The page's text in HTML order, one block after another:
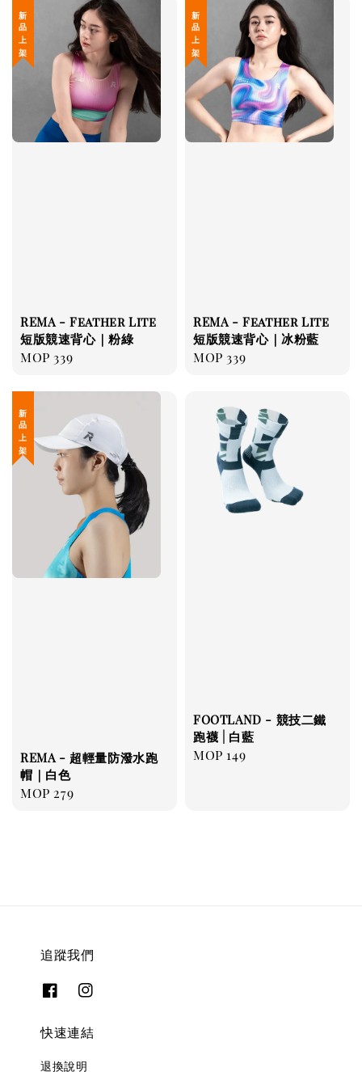
新 品 上 架
REMA - Feather Lite
短版競速背心｜粉綠
Regular
MOP 339
新 品 上 架
REMA - Feather Lite
短版競速背心｜冰粉藍
Regular
MOP 339
新 品 上 架
REMA - 超輕量防潑水跑
帽｜白色
Regular
MOP 279
FOOTLAND - 競技二鐵
跑襪 | 白藍
Regular
MOP 149
追蹤我們
快速連結
退換說明